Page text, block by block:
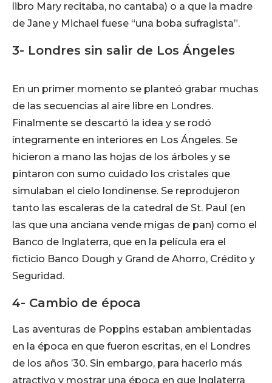
libro Mary recitaba, no cantaba) o a que la madre
de Jane y Michael fuese “una boba sufragista”.
3- Londres sin salir de Los Ángeles
En un primer momento se planteó grabar muchas
de las secuencias al aire libre en Londres.
Finalmente se descartó la idea y se rodó
íntegramente en interiores en Los Ángeles. Se
hicieron a mano las hojas de los árboles y se
pintaron con sumo cuidado los cristales que
simulaban el cielo londinense. Se reprodujeron
tanto las escaleras de la catedral de St. Paul (en
las que una anciana vende migas de pan) como el
Banco de Inglaterra, que en la película era el
ficticio Banco Dough y Grand de Ahorro, Crédito y
Seguridad.
4- Cambio de época
Las aventuras de Poppins estaban ambientadas
en la época en que fueron escritas, en el Londres
de los años ’30. Sin embargo, para hacerlo más
atractivo y mostrar una época en que Inglaterra